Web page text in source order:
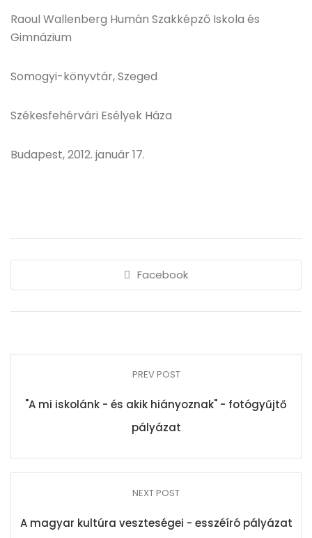
Raoul Wallenberg Humán Szakképző Iskola és
Gimnázium
Somogyi-könyvtár, Szeged
Székesfehérvári Esélyek Háza
Budapest, 2012. január 17.
Facebook
PREV POST
"A mi iskolánk - és akik hiányoznak" - fotógyűjtő
pályázat
NEXT POST
A magyar kultúra veszteségei - esszéíró pályázat